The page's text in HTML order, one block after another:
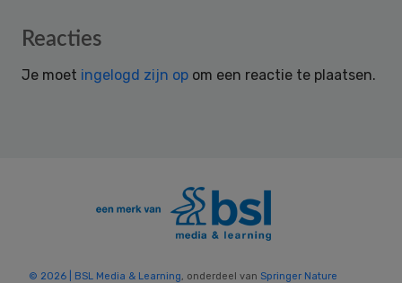
Reader
Reacties
Je moet ingelogd zijn op om een reactie te plaatsen.
© 2026 | BSL Media & Learning, onderdeel van Springer Nature